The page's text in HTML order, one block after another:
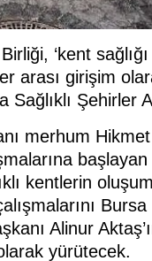
‘kent
arası girişim
Şehirler
merhum Hikmet
kentlerin
Alinur
yürütecek.